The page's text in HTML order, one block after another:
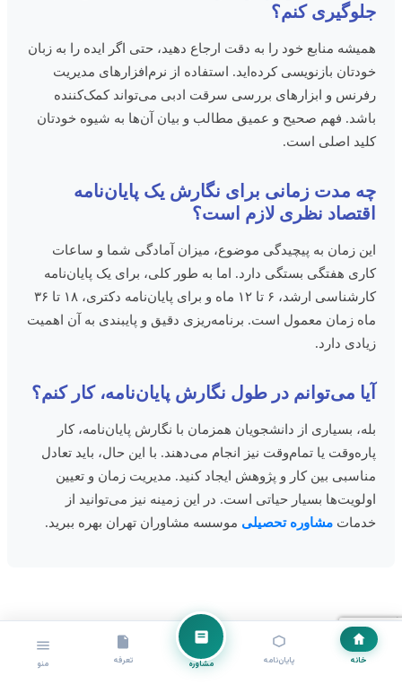
خانه پایان‌نامه مشاوره تعرفه منو
جلوگیری کنم؟
همیشه منابع خود را به دقت ارجاع دهید، حتی اگر ایده را به زبان
خودتان بازنویسی کرده‌اید. استفاده از نرم‌افزارهای مدیریت
رفرنس و ابزارهای بررسی سرقت ادبی می‌تواند کمک‌کننده
باشد. فهم صحیح و عمیق مطالب و بیان آن‌ها به شیوه خودتان
کلید اصلی است.
چه مدت زمانی برای نگارش یک پایان‌نامه
اقتصاد نظری لازم است؟
این زمان به پیچیدگی موضوع، میزان آمادگی شما و ساعات
کاری هفتگی بستگی دارد. اما به طور کلی، برای یک پایان‌نامه
کارشناسی ارشد، ۶ تا ۱۲ ماه و برای پایان‌نامه دکتری، ۱۸ تا ۳۶
ماه زمان معمول است. برنامه‌ریزی دقیق و پایبندی به آن اهمیت
زیادی دارد.
آیا می‌توانم در طول نگارش پایان‌نامه، کار کنم؟
بله، بسیاری از دانشجویان همزمان با نگارش پایان‌نامه، کار
پاره‌وقت یا تمام‌وقت نیز انجام می‌دهند. با این حال، باید تعادل
مناسبی بین کار و پژوهش ایجاد کنید. مدیریت زمان و تعیین
اولویت‌ها بسیار حیاتی است. در این زمینه نیز می‌توانید از
خدمات مشاوره تحصیلی موسسه مشاوران تهران بهره ببرید.
آخرین مطالب